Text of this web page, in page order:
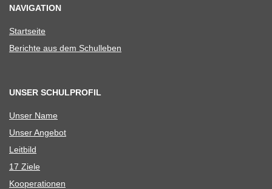
NAVIGATION
Start­seite
Berichte aus dem Schulleben
UNSER SCHULPROFIL
Unser Name
Unser Ange­bot
Leit­bild
17 Ziele
Koope­ra­tio­nen